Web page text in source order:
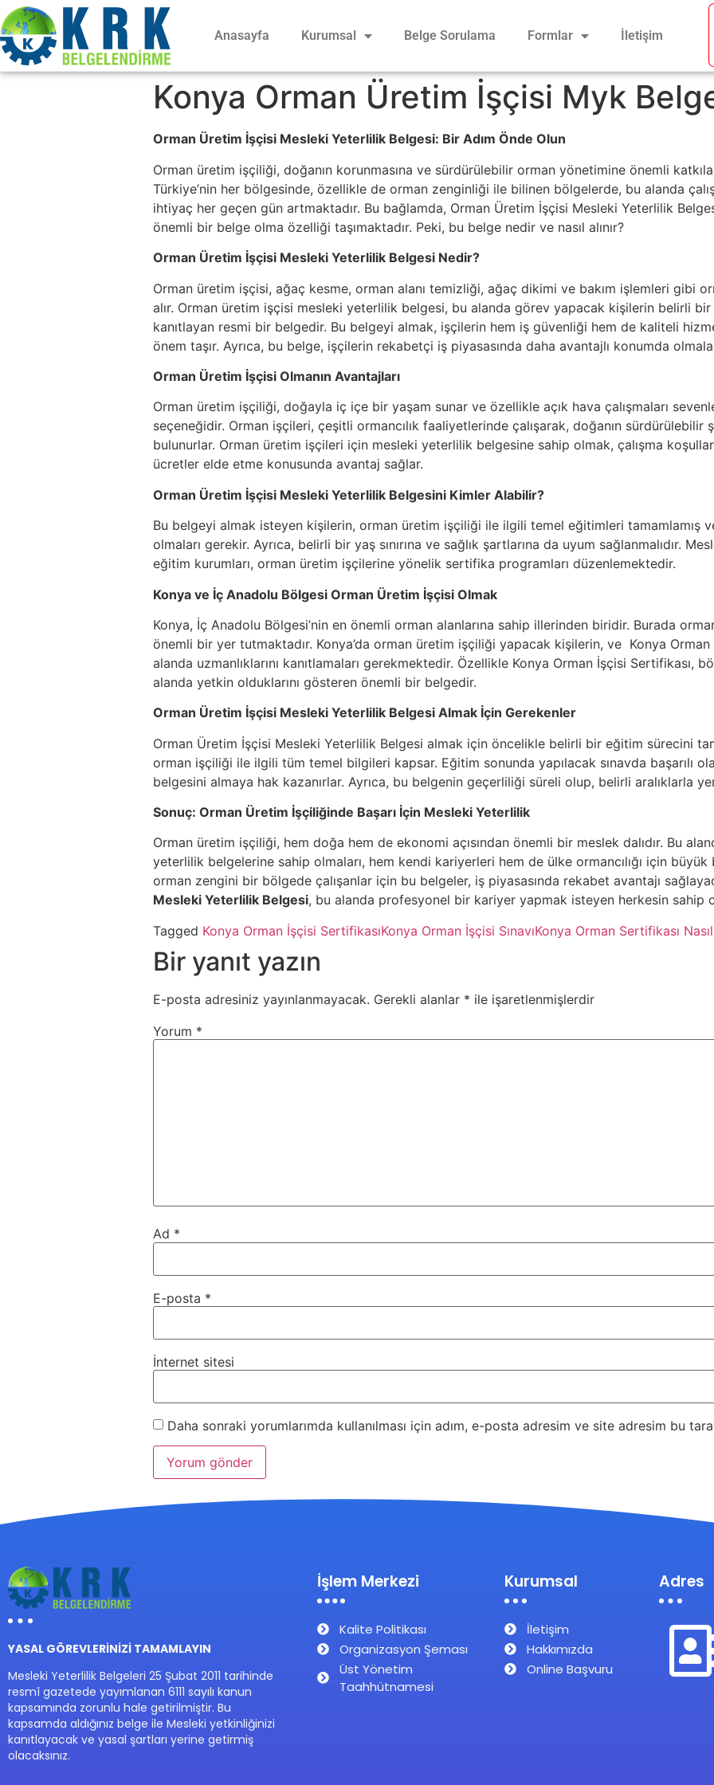
Anasayfa Kurumsal Belge Sorulama Formlar İletişim
Konya Orman Üretim İşçisi Myk
Orman Üretim İşçisi Mesleki Yeterlilik Belgesi: Bir Adım Önde Olun
Orman üretim işçiliği, doğanın korunmasına ve sürdürülebilir orman yönetimine önemli
Türkiye’nin her bölgesinde, özellikle de orman zenginliği ile bilinen bölgelerde, bu alanda
ihtiyaç her geçen gün artmaktadır. Bu bağlamda, Orman Üretim İşçisi Mesleki Yeterlilik
önemli bir belge olma özelliği taşımaktadır. Peki, bu belge nedir ve nasıl alınır?
Orman Üretim İşçisi Mesleki Yeterlilik Belgesi Nedir?
Orman üretim işçisi, ağaç kesme, orman alanı temizliği, ağaç dikimi ve bakım işlemleri gibi
alır. Orman üretim işçisi mesleki yeterlilik belgesi, bu alanda görev yapacak kişilerin belirli
kanıtlayan resmi bir belgedir. Bu belgeyi almak, işçilerin hem iş güvenliği hem de kaliteli
önem taşır. Ayrıca, bu belge, işçilerin rekabetçi iş piyasasında daha avantajlı konumda
Orman Üretim İşçisi Olmanın Avantajları
Orman üretim işçiliği, doğayla iç içe bir yaşam sunar ve özellikle açık hava çalışmaları
seçeneğidir. Orman işçileri, çeşitli ormancılık faaliyetlerinde çalışarak, doğanın sürdürülebilir
bulunurlar. Orman üretim işçileri için mesleki yeterlilik belgesine sahip olmak, çalışma
ücretler elde etme konusunda avantaj sağlar.
Orman Üretim İşçisi Mesleki Yeterlilik Belgesini Kimler Alabilir?
Bu belgeyi almak isteyen kişilerin, orman üretim işçiliği ile ilgili temel eğitimleri tamamlamış
olmaları gerekir. Ayrıca, belirli bir yaş sınırına ve sağlık şartlarına da uyum sağlanmalıdır.
eğitim kurumları, orman üretim işçilerine yönelik sertifika programları düzenlemektedir.
Konya ve İç Anadolu Bölgesi Orman Üretim İşçisi Olmak
Konya, İç Anadolu Bölgesi’nin en önemli orman alanlarına sahip illerinden biridir. Burada
önemli bir yer tutmaktadır. Konya’da orman üretim işçiliği yapacak kişilerin, ve Konya Orman
alanda uzmanlıklarını kanıtlamaları gerekmektedir. Özellikle Konya Orman İşçisi Sertifikası,
alanda yetkin olduklarını gösteren önemli bir belgedir.
Orman Üretim İşçisi Mesleki Yeterlilik Belgesi Almak İçin Gerekenler
Orman Üretim İşçisi Mesleki Yeterlilik Belgesi almak için öncelikle belirli bir eğitim sürecini
orman işçiliği ile ilgili tüm temel bilgileri kapsar. Eğitim sonunda yapılacak sınavda başarılı
belgesini almaya hak kazanırlar. Ayrıca, bu belgenin geçerliliği süreli olup, belirli aralıklarla
Sonuç: Orman Üretim İşçiliğinde Başarı İçin Mesleki Yeterlilik
Orman üretim işçiliği, hem doğa hem de ekonomi açısından önemli bir meslek dalıdır. Bu
yeterlilik belgelerine sahip olmaları, hem kendi kariyerleri hem de ülke ormancılığı için
orman zengini bir bölgede çalışanlar için bu belgeler, iş piyasasında rekabet avantajı
Mesleki Yeterlilik Belgesi, bu alanda profesyonel bir kariyer yapmak isteyen herkesin sahip
Tagged Konya Orman İşçisi SertifikasıKonya Orman İşçisi SınavıKonya Orman Sertifikası Nasıl
Bir yanıt yazın
E-posta adresiniz yayınlanmayacak. Gerekli alanlar * ile işaretlenmişlerdir
Yorum *
Ad *
E-posta *
İnternet sitesi
Daha sonraki yorumlarımda kullanılması için adım, e-posta adresim ve site adresim bu
YASAL GÖREVLERİNİZİ TAMAMLAYIN
Mesleki Yeterlilik Belgeleri 25 Şubat 2011 tarihinde
resmî gazetede yayımlanan 6111 sayılı kanun
kapsamında zorunlu hale getirilmiştir. Bu
kapsamda aldığınız belge ile Mesleki yetkinliğinizi
kanıtlayacak ve yasal şartları yerine getirmiş
olacaksınız.
İşlem Merkezi
Kalite Politikası
Organizasyon Şeması
Üst Yönetim
Taahhütnamesi
Kurumsal
İletişim
Hakkımızda
Online Başvuru
Adres